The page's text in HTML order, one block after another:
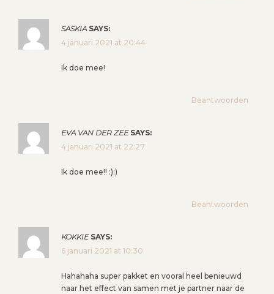
SASKIA SAYS:
4 januari 2021 at 20:44
Ik doe mee!
Beantwoorden
EVA VAN DER ZEE SAYS:
4 januari 2021 at 22:27
Ik doe mee!! :):)
Beantwoorden
KOKKIE SAYS:
6 januari 2021 at 10:30
Hahahaha super pakket en vooral heel benieuwd
naar het effect van samen met je partner naar de